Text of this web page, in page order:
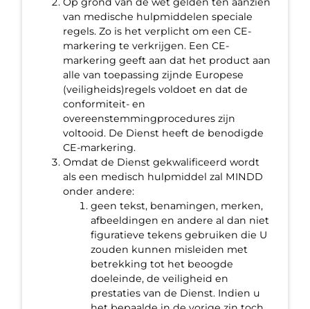
van medische hulpmiddelen speciale
regels. Zo is het verplicht om een CE-
markering te verkrijgen. Een CE-
markering geeft aan dat het product aan
alle van toepassing zijnde Europese
(veiligheids)regels voldoet en dat de
conformiteit- en
overeenstemmingprocedures zijn
voltooid. De Dienst heeft de benodigde
CE-markering.
Omdat de Dienst gekwalificeerd wordt
als een medisch hulpmiddel zal MINDD
onder andere:
geen tekst, benamingen, merken,
afbeeldingen en andere al dan niet
figuratieve tekens gebruiken die U
zouden kunnen misleiden met
betrekking tot het beoogde
doeleinde, de veiligheid en
prestaties van de Dienst. Indien u